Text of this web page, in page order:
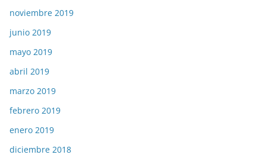
noviembre 2019
junio 2019
mayo 2019
abril 2019
marzo 2019
febrero 2019
enero 2019
diciembre 2018